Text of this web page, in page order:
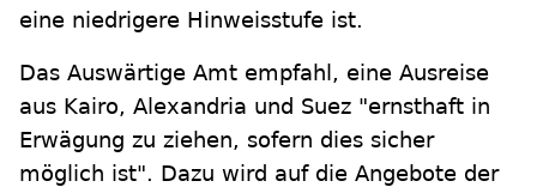
eine niedrigere Hinweisstufe ist.
Das Auswärtige Amt empfahl, eine Ausreise
aus Kairo, Alexandria und Suez "ernsthaft in
Erwägung zu ziehen, sofern dies sicher
möglich ist". Dazu wird auf die Angebote der